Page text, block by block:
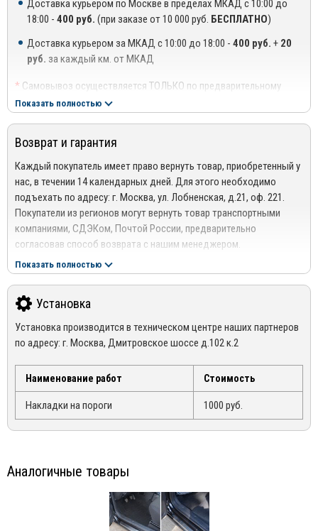
Установка аксессуаров не требует от владельцев авто
позволяет сохранить лакокрасочное покрытие не тронутым,
напротив – обеспечить ему надежную защиту.
Официальный сайт производителя: www.rival.su
Доставка курьером по Москве в пределах МКАД с 10:00 до
18:00 - 400 руб. (при заказе от 10 000 руб. БЕСПЛАТНО)
Доставка курьером за МКАД с 10:00 до 18:00 - 400 руб. + 20
руб. за каждый км. от МКАД
* Самовывоз осуществляется ТОЛЬКО по предварительному
согласованию с менеджером!
проходная ТЦ или БЦ).
***Доставка до квартиры/офиса платная: + 100 руб. за заказ
весом до 10 кг., +200 руб. за заказ весом свыше 10 кг.
РЕГИОНАЛЬНАЯ ДОСТАВКА ПО РОССИИ, БЕЛАРУСИИ И
КАЗАХСТАНУ
Стоимость доставки от 1000 руб. рассчитывается
менеджером!
Отправка дефлекторов капота производится по 100% оплате
заказ, либо связаться с нашим менеджером по телефонам +7
(495) 162-90-92, +7 (800) 250-01-76, либо по email:
sales@mirdopov.ru
Показать полностью
Возврат и гарантия
Каждый покупатель имеет право вернуть товар, приобретенный у
нас, в течении 14 календарных дней. Для этого необходимо
подъехать по адресу: г. Москва, ул. Лобненская, д.21, оф. 221.
Покупатели из регионов могут вернуть товар транспортными
компаниями, СДЭКом, Почтой России, предварительно
согласовав способ возврата с нашим менеджером.
Подробнее сморите в разделе
На весь ассортимент представленный в интернет-магазине
Mirdopov, распространяются гарантия производителей.
*Гарантия не распространяется на товары с дефектами,
возникшими по вине покупателя, в следствии не правильной
Показать полностью
Установка
Установка производится в техническом центре наших партнеров
по адресу: г. Москва, Дмитровское шоссе д.102 к.2
Наименование работ Стоимость
Накладки на пороги 1000 руб.
Аналогичные товары